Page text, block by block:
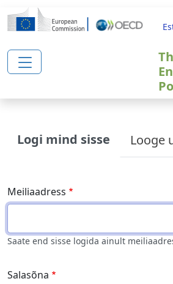
Liigu edasi põhisisu juurde
Primary tabs
Logi mind sisse Looge
Meiliaadress
Saate end sisse logida ainult
Salasõna